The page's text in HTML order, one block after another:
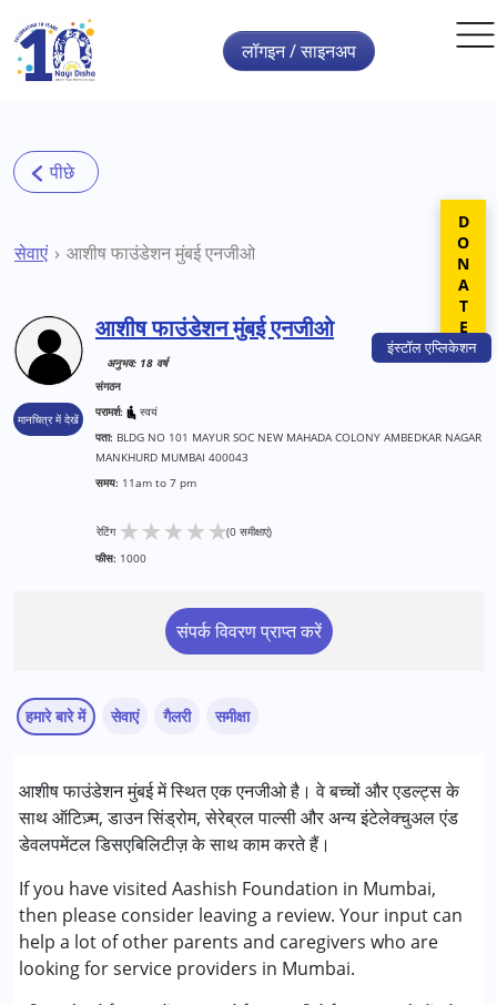
Skip to main content
इंस्टॉलएप्लिकेशन
लॉगइन / साइनअप
सेवाएं आशीष फाउंडेशन मुंबई एनजीओ
मानचित्र में देखें
आशीष फाउंडेशन मुंबई एनजीओ
अनुभव: 18 वर्ष
संगठन
परामर्श:
स्वयं
पता: BLDG NO 101 MAYUR SOC NEW MAHADA COLONY AMBEDKAR NAGAR
MANKHURD MUMBAI 400043
समय: 11am to 7 pm
रेटिंग ★★★★★(0 समीक्षाएं)
फीस: 1000
संपर्क विवरण प्राप्त करें
हमारे बारे में
आशीष फाउंडेशन मुंबई में स्थित एक एनजीओ है। वे बच्चों और एडल्ट्स के
साथ ऑटिज़्म, डाउन सिंड्रोम, सेरेब्रल पाल्सी और अन्य इंटेलेक्चुअल एंड
डेवलपमेंटल डिसएबिलिटीज़ के साथ काम करते हैं।
If you have visited Aashish Foundation in Mumbai,
then please consider leaving a review. Your input can
help a lot of other parents and caregivers who are
looking for service providers in Mumbai.
सेवाएं
निम्नलिखित विकलांगता संबंधित सेवाएं उपलब्ध :
अटेंशन डेफिसिट (हाइपरएक्टिविटी) डिसऑर्डर (एडीडी/एडीएचडी)
ऑटिज्म स्पेक्ट्रम डिसऑर्डर (ए एस डी )
सेरब्रल पाल्सी (सी पी )
डाउन सिंड्रोम (डी एस )
ग्लोबल डेवलपमेंटल डिले (एर्लियर टर्म वाज़ एमआर)
लर्निंग डिसेबिलिटीज़ (एलडी)
मल्टिपल डिसेबिलिटीज़ (एमडी)
गैलरी समीक्षा
DONATE